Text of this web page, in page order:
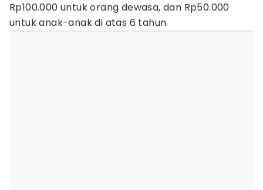
Rp100.000 untuk orang dewasa, dan Rp50.000
untuk anak-anak di atas 6 tahun.